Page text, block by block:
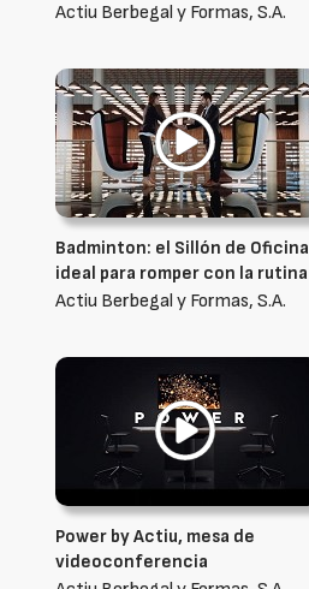
Actiu Berbegal y Formas, S.A.
Badminton: el Sillón de Oficina
ideal para romper con la rutina
Actiu Berbegal y Formas, S.A.
Power by Actiu, mesa de
videoconferencia